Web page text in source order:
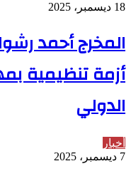
18 ديسمبر، 2025
المخرج أحمد
أزمة تنظيمية
الدولي
أخبار
7 ديسمبر، 2025